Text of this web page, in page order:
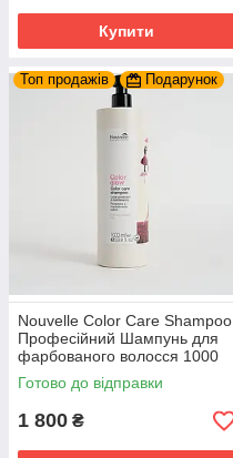
Купити
Топ продажів Подарунок
Nouvelle Color Care Shampoo
Професійний Шампунь для
фарбованого волосся 1000
мл.
Готово до відправки
1 800 ₴